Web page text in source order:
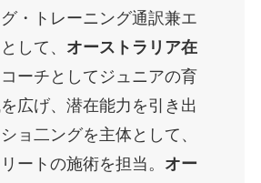
・トレーニング通訳兼エ
して、 オーストラリア在
ーチとしてジュニアの育
広げ、潜在能力を引き出
ョ二ングを主体として、
ートの施術を担当。 オー